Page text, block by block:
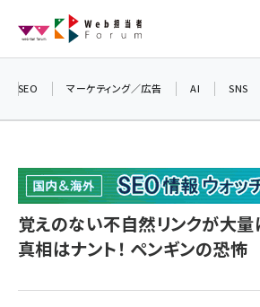
ン
seo (3519)
ai (2801)
SEO マーケティング／広告 AI SNS
覚えのない不自然リンクが大量
真相はナント！ ペンギンの恐怖